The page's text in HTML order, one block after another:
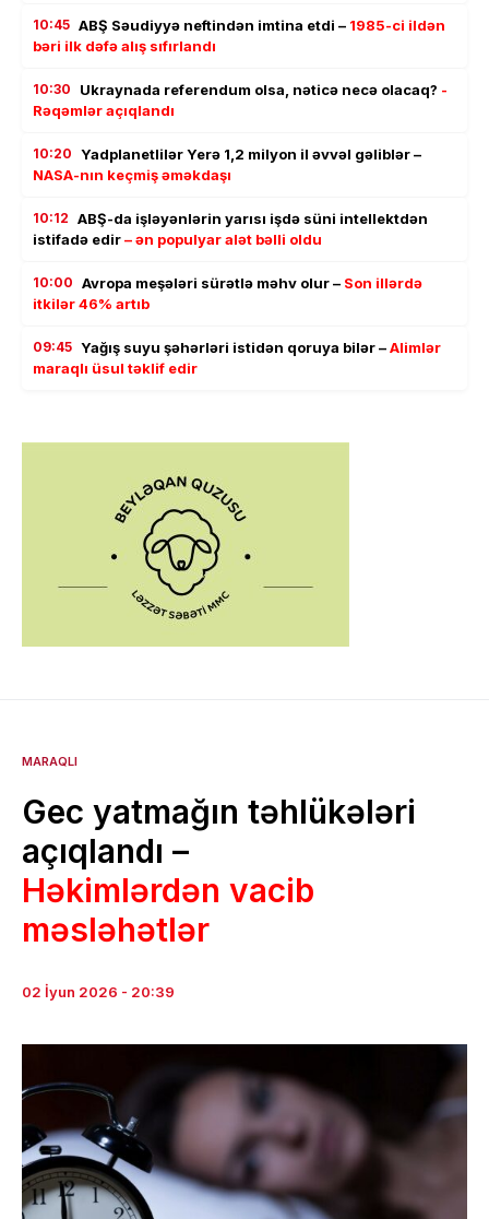
10:45 ABŞ Səudiyyə neftindən imtina etdi – 1985-ci ildən
bəri ilk dəfə alış sıfırlandı
10:30 Ukraynada referendum olsa, nəticə necə olacaq? -
Rəqəmlər açıqlandı
10:20 Yadplanetlilər Yerə 1,2 milyon il əvvəl gəliblər –
NASA-nın keçmiş əməkdaşı
10:12 ABŞ-da işləyənlərin yarısı işdə süni intellektdən
istifadə edir– ən populyar alət bəlli oldu
10:00 Avropa meşələri sürətlə məhv olur – Son illərdə
itkilər 46% artıb
09:45 Yağış suyu şəhərləri istidən qoruya bilər –Alimlər
maraqlı üsul təklif edir
MARAQLI
Gec yatmağın təhlükələri
açıqlandı –
Həkimlərdən vacib
məsləhətlər
02 İyun 2026 - 20:39